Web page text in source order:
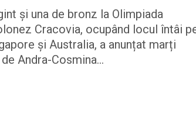
și una de bronz la Olimpiada
Cracovia, ocupând locul întâi
și Australia, a anunțat marți
Andra-Cosmina...